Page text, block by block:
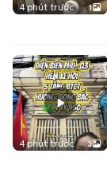
4 phút trước 1
4 phút trước 3